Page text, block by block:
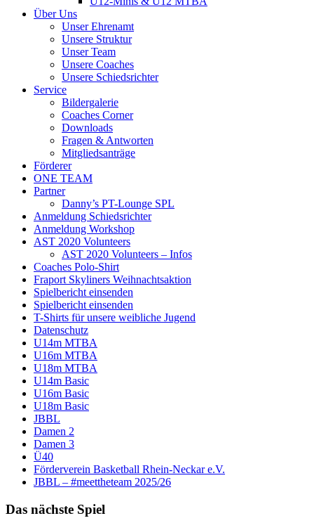
Über Uns
Unser Ehrenamt
Unsere Struktur
Unser Team
Unsere Coaches
Unsere Schiedsrichter
Service
Bildergalerie
Coaches Corner
Downloads
Fragen & Antworten
Mitgliedsanträge
Förderer
ONE TEAM
Partner
Danny’s PT-Lounge SPL
Anmeldung Schiedsrichter
Anmeldung Workshop
AST 2020 Volunteers
AST 2020 Volunteers – Infos
Coaches Polo-Shirt
Fraport Skyliners Weihnachtsaktion
Spielbericht einsenden
Spielbericht einsenden
T-Shirts für unsere weibliche Jugend
Datenschutz
U14m MTBA
U16m MTBA
U18m MTBA
U14m Basic
U16m Basic
U18m Basic
JBBL
Damen 2
Damen 3
Ü40
Förderverein Basketball Rhein-Neckar e.V.
JBBL – #meettheteam 2025/26
Das nächste Spiel